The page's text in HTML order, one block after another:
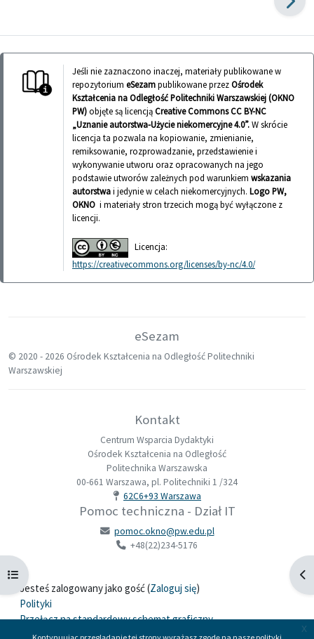
x
Otwórz indeks kursu
Jeśli nie zaznaczono inaczej, materiały publikowane w
repozytorium eSezampublikowane przezOśrodek
Kształcenia na Odległość Politechniki Warszawskiej (OKNO
PW)objęte są licencjąCreative Commons CC BY-NC
„Uznanie autorstwa-Użycie niekomercyjne 4.0”.W skrócie
licencja ta pozwala na kopiowanie, zmienianie,
remiksowanie, rozprowadzanie, przedstawienie i
wykonywanie utworu oraz opracowanych na jego
podstawie utworów zależnych pod warunkiem wskazania
autorstwai jedynie w celach niekomercyjnych. Logo PW,
OKNO i materiały stron trzecich mogą być wyłączone z
licencji.
Licencja:
https://creativecommons.org/licenses/by-nc/4.0/
eSezam
© 2020 - 2026 Ośrodek Kształcenia na Odległość Politechniki
Warszawskiej
Kontakt
Centrum Wsparcia Dydaktyki
Ośrodek Kształcenia na Odległość
Politechnika Warszawska
00-661 Warszawa, pl. Politechniki 1 /324
62C6+93 Warszawa
Pomoc techniczna - Dział IT
pomoc.okno@pw.edu.pl
+48(22)234-5176
Jesteś zalogowany jako gość (Zaloguj się)
Polityki
Przełącz na standardowy schemat graficzny